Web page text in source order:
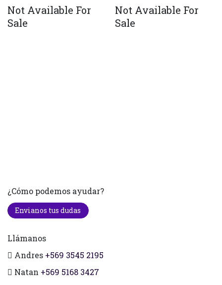
Not Available For
Sale
Not Available For
Sale
¿Cómo podemos ayudar?
Envianos tus dudas
Llámanos
Andres +569 3545 2195
Natan +569 5168 3427